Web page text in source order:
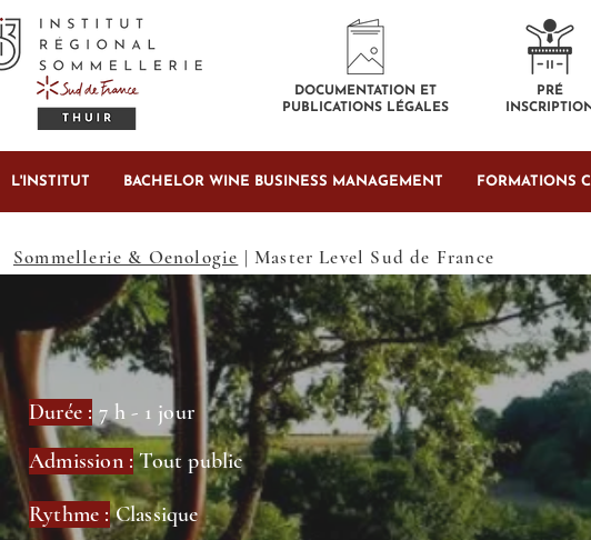
DOCUMENTATION ET
PUBLICATIONS LÉGALES
PRÉ
L'INSTITUT BACHELOR WINE BUSINESS MANAGEMENT FORMATIONS
Sommellerie & Oenologie | Master Level Sud de France
Durée : 7 h - 1 jour
Admission :Tout public
Rythme :Classique